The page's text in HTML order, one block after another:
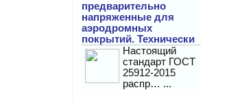
предварительно
напряженные для
аэродромных
покрытий. Технически
Настоящий
стандарт ГОСТ
25912-2015
распр… ...